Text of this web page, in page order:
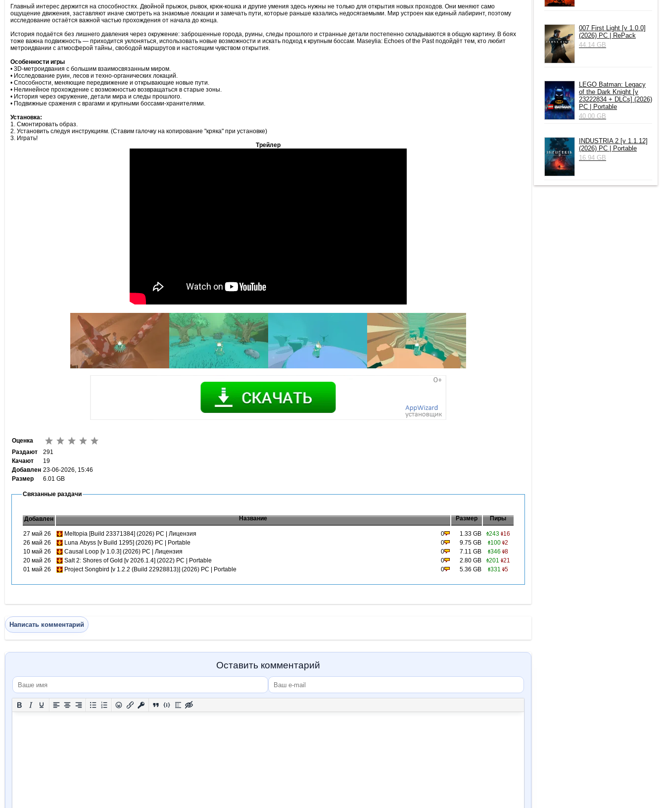
Главный интерес держится на способностях. Двойной прыжок, рывок, крюк-кошка и другие умения здесь нужны не только для открытия новых проходов. Они меняют само
ощущение движения, заставляют иначе смотреть на знакомые локации и замечать пути, которые раньше казались недосягаемыми. Мир устроен как единый лабиринт, поэтому
исследование остаётся важной частью прохождения от начала до конца.
История подаётся без лишнего давления через окружение: заброшенные города, руины, следы прошлого и странные детали постепенно складываются в общую картину. В боях
тоже важна подвижность — приходится уклоняться, использовать новые возможности и искать подход к крупным боссам. Maseylia: Echoes of the Past подойдёт тем, кто любит
метроидвании с атмосферой тайны, свободой маршрутов и настоящим чувством открытия.
Особенности игры
• 3D-метроидвания с большим взаимосвязанным миром.
• Исследование руин, лесов и техно-органических локаций.
• Способности, меняющие передвижение и открывающие новые пути.
• Нелинейное прохождение с возможностью возвращаться в старые зоны.
• История через окружение, детали мира и следы прошлого.
• Подвижные сражения с врагами и крупными боссами-хранителями.
Установка:
1. Смонтировать образ.
2. Установить следуя инструкциям. (Ставим галочку на копирование "кряка" при установке)
3. Играть!
Трейлер
Оценка
Раздают
291
Качают
19
Добавлен 23-06-2026, 15:46
Размер
6.01 GB
Связанные раздачи
Добавлен Название Размер Пиры
27 май 26 Meltopia [Build 23371384] (2026) PC | Лицензия 0 1.33 GB 243 16
26 май 26
Luna Abyss [v Build 1295] (2026) PC | Portable 0 9.75 GB 100 2
10 май 26
Causal Loop [v 1.0.3] (2026) PC | Лицензия 0 7.11 GB 346
8
20 май 26
Salt 2: Shores of Gold [v 2026.1.4] (2022) PC | Portable 0 2.80 GB 201
21
01 май 26
Project Songbird [v 1.2.2 (Build 22928813)] (2026) PC | Portable 0 5.36 GB 331 5
Написать комментарий
Оставить комментарий
007 First Light [v 1.0.0]
(2026) PC | RePack
44.14 GB
LEGO Batman: Legacy
of the Dark Knight [v
23222834 + DLCs] (2026)
PC | Portable
40.00 GB
INDUSTRIA 2 [v 1.1.12]
(2026) РС | Portable
16.94 GB